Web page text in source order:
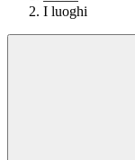
I luoghi